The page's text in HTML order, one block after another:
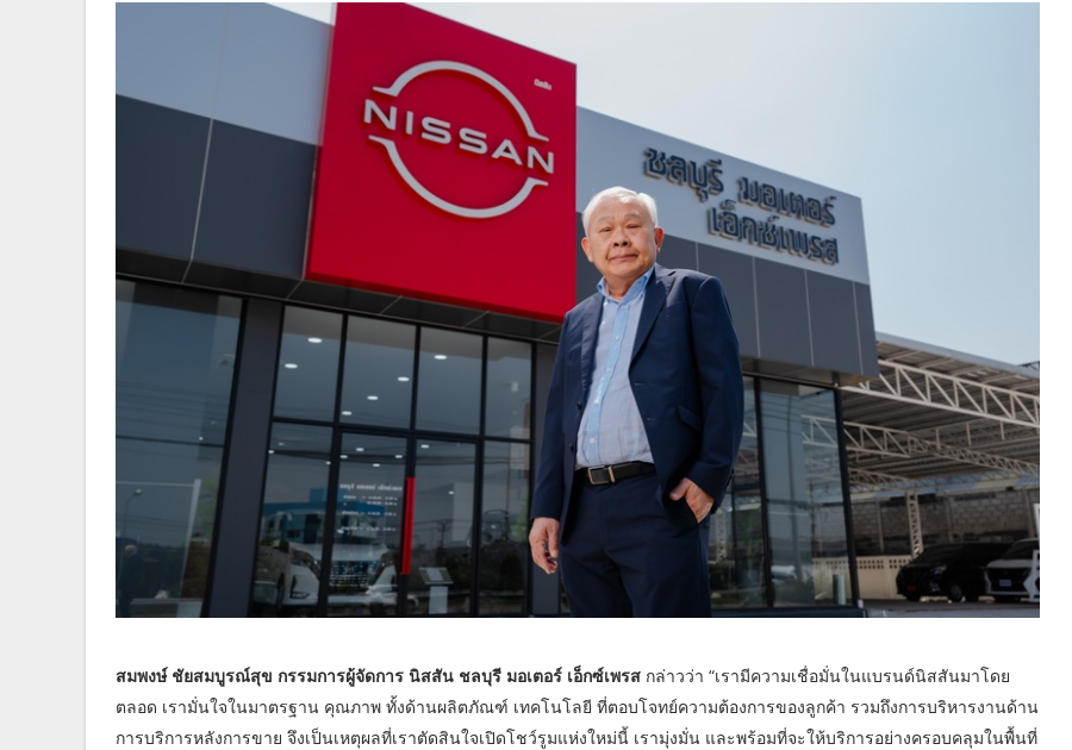
สมพงษ์ ชัยสมบูรณ์สุข กรรมการผู้จัดการ นิสสัน ชลบุรี มอเตอร์ เอ็กซ์เพรส กล่าวว่า “เรามีความเชื่อมั่นในแบรนด์นิสสันมาโดย
ตลอด เรามั่นใจในมาตรฐาน คุณภาพ ทั้งด้านผลิตภัณฑ์ เทคโนโลยี ที่ตอบโจทย์ความต้องการของลูกค้า รวมถึงการบริหารงานด้าน
การบริการหลังการขาย จึงเป็นเหตุผลที่เราตัดสินใจเปิดโชว์รูมแห่งใหม่นี้ เรามุ่งมั่น และพร้อมที่จะให้บริการอย่างครอบคลุมในพื้นที่